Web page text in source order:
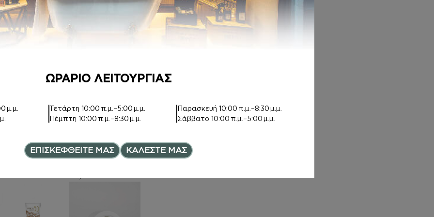
€Price range: 7,00€ through 12,00€
SICILIA
Nera Large
48,00€
ΑΦΡΟΛΟΥΤΡΑ
Inspired by THE
6,00€ –
ΩΡΑΡΙΟ ΛΕΙΤΟΥΡΓΙΑΣ
μ.μ.
Τετάρτη10:00 π.μ.–5:00 μ.μ.
Πέμπτη10:00 π.μ.–8:30 μ.μ.
Παρασκευή 10:00 π.μ.–8:30 μ.μ.
Σάββατο 10:00 π.μ.–5:00 μ.μ.
ΕΠΙΣΚΕΦΘΕΙΤΕ ΜΑΣ ΚΑΛΕΣΤΕ ΜΑΣ